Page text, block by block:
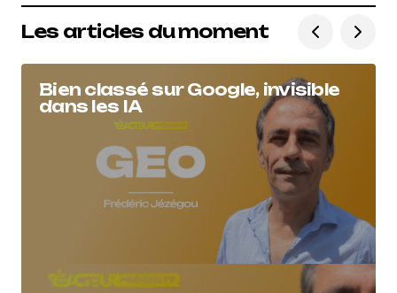
Les articles du moment
Bien classé sur Google, invisible
dans les IA